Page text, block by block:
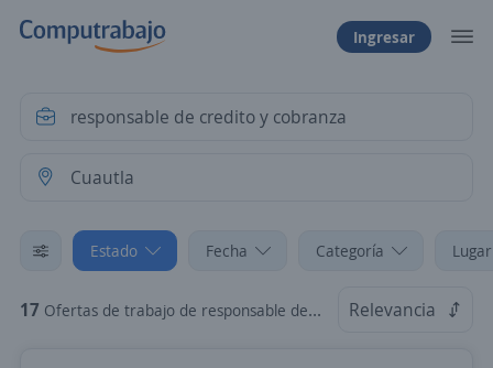
Ingresar
Estado Fecha Categoría
17 Ofertas de trabajo de responsable de credito y cobranza en Cuautla, Morelos Relevancia